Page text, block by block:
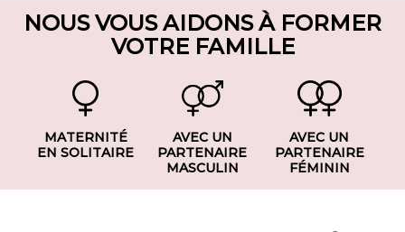
NOUS VOUS AIDONS À FORMER
VOTRE FAMILLE
MATERNITÉ
EN SOLITAIRE
AVEC UN
PARTENAIRE
MASCULIN
AVEC UN
PARTENAIRE
FÉMININ